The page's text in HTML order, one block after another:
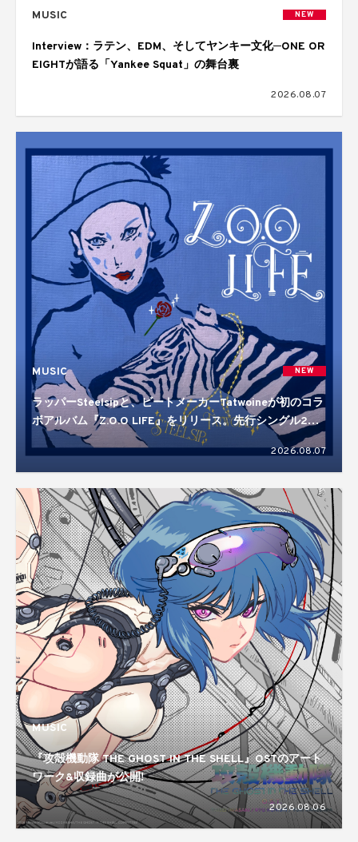
MUSIC NEW
Interview：ラテン、EDM、そしてヤンキー文化─ONE OR
EIGHTが語る「Yankee Squat」の舞台裏
2026.08.07
MUSIC NEW
ラッパーSteelsipと、ビートメーカーTatwoineが初のコラ
ボアルバム『Z.O.O LIFE』をリリース。先行シングル2曲
を含む10曲入り
2026.08.07
MUSIC
『攻殻機動隊 THE GHOST IN THE SHELL』OSTのアート
ワーク&収録曲が公開!
2026.08.06